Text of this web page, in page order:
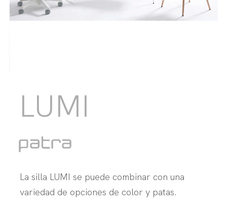
LUMI
La silla LUMI se puede combinar con una
variedad de opciones de color y patas.